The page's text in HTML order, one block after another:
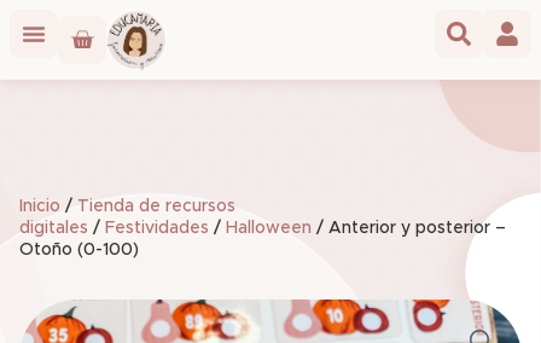
Inicio / Tienda de recursos
digitales / Festividades / Halloween / Anterior y posterior –
Otoño (0-100)